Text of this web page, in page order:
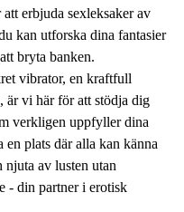
erbjuda sexleksaker av
kan utforska dina fantasier
bryta banken.
vibrator, en kraftfull
är vi här för att stödja dig
verkligen uppfyller dina
plats där alla kan känna
njuta av lusten utan
- din partner i erotisk